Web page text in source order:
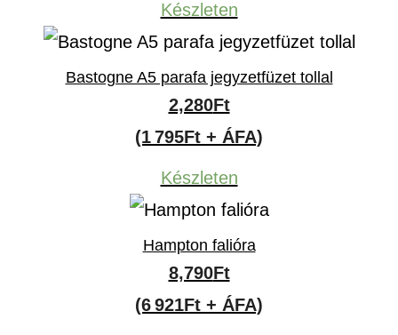
Készleten
Bastogne A5 parafa jegyzetfüzet tollal
2,280Ft
(1 795Ft + ÁFA)
Készleten
Hampton falióra
8,790Ft
(6 921Ft + ÁFA)